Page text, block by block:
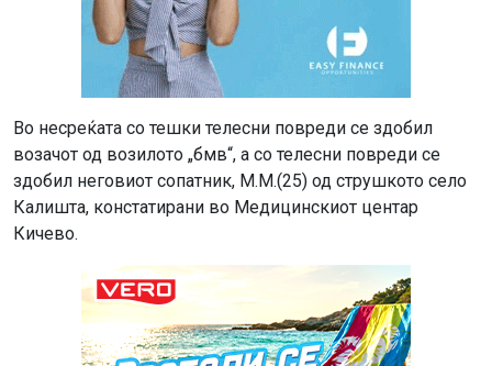
Во несреќата со тешки телесни повреди се здобил
возачот од возилото „бмв“, а со телесни повреди се
здобил неговиот сопатник, М.М.(25) од струшкото село
Калишта, констатирани во Медицинскиот центар
Кичево.